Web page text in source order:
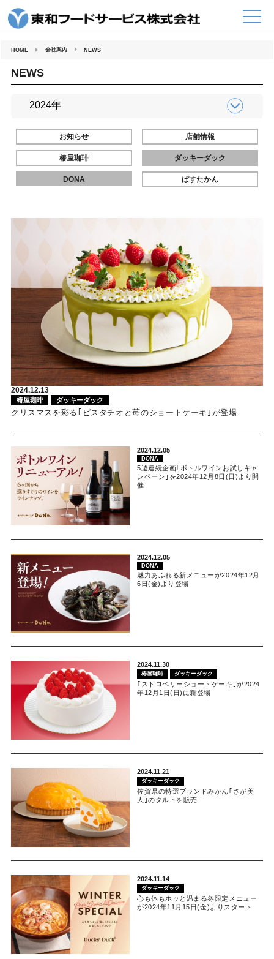
HOME 会社案内 NEWS
NEWS
お知らせ 店舗情報
椿屋珈琲 ダッキーダック
DONA ぱすたかん
2024.12.13
椿屋珈琲 ダッキーダック
クリスマスを彩る｢ピスタチオと苺のショートケーキ｣が登場
2024.12.05
DONA
5週連続企画｢ボトルワインお試しキャ
ンペーン｣を2024年12月8日(日)より開
催
2024.12.05
DONA
魅力あふれる新メニューが2024年12月
6日(金)より登場
2024.11.30
椿屋珈琲 ダッキーダック
｢ストロベリーショートケーキ｣が2024
年12月1日(日)に新登場
2024.11.21
ダッキーダック
佐賀県の特選ブランドみかん｢さが美
人｣のタルトを販売
2024.11.14
ダッキーダック
心も体もホッと温まる冬限定メニュー
が2024年11月15日(金)よりスタート